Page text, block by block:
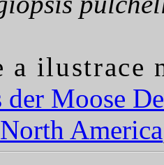
a ilustrace
Moose
America